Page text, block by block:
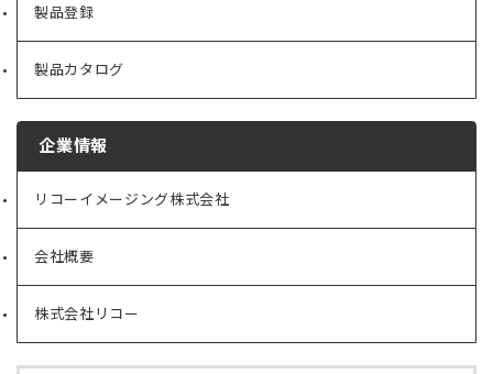
製品登録
製品カタログ
企業情報
リコーイメージング株式会社
（新
タ
ブ
で
開
く）
会社概要
（新
タ
ブ
株式会社リコー
（新